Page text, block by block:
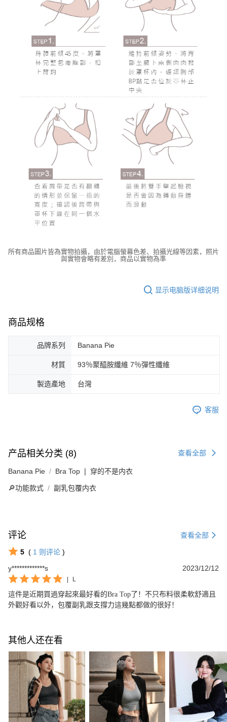
所有商品圖片皆為實物拍攝，由於電腦螢幕色差、拍攝光線等因素，照片
與實物會略有差別，商品以實物為準
显示电脑版详细说明
商品规格
品牌系列 Banana Pie
材質 93％聚醯胺纖維 7％彈性纖維
製造產地 台灣
客服
产品相关分类 (8) 查看全部
Banana Pie Bra Top ❘ 穿的不是内衣
🔎功能款式 副乳包覆内衣
评论 查看全部
5 ( 1 则评论 )
y*************s
2023/12/12
L
這件是近期買過穿起來最好看的Bra Top了！不只布料很柔軟舒適且
外觀好看以外，包覆副乳跟支撐力這幾點都做的很好！
其他人还在看